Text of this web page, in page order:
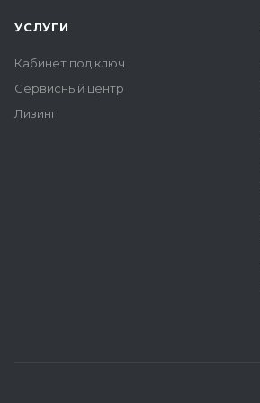
УСЛУГИ
Кабинет под ключ
Сервисный центр
Лизинг